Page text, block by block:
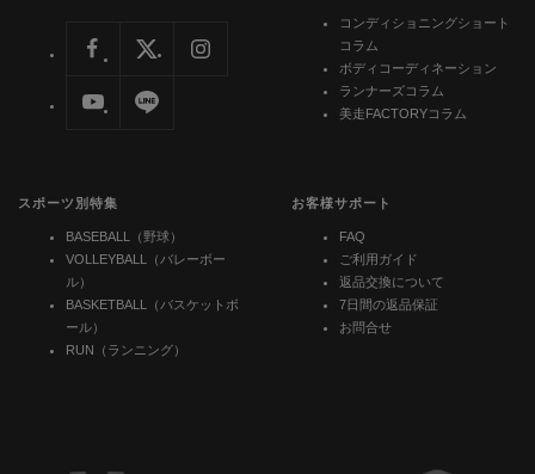
コンディショニングショート
コラム
ボディコーディネーション
ランナーズコラム
美走FACTORYコラム
スポーツ別特集
BASEBALL（野球）
VOLLEYBALL（バレーボー
ル）
BASKETBALL（バスケットボ
ール）
RUN（ランニング）
お客様サポート
FAQ
ご利用ガイド
返品交換について
7日間の返品保証
お問合せ